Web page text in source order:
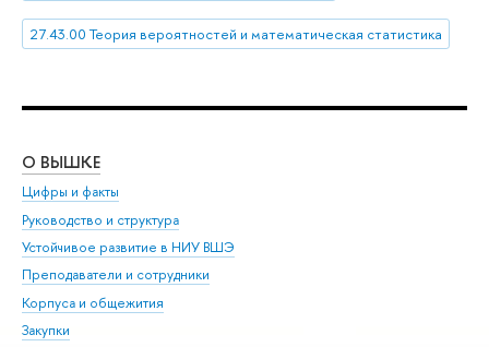
27.43.00 Теория вероятностей и математическая статистика
О ВЫШКЕ
Цифры и факты
Руководство и структура
Устойчивое развитие в НИУ ВШЭ
Преподаватели и сотрудники
Корпуса и общежития
Закупки